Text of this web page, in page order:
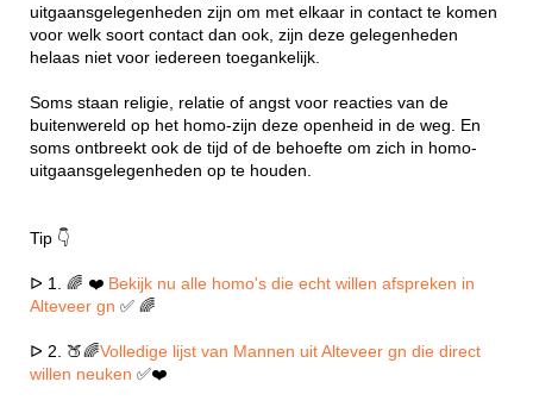
uitgaansgelegenheden zijn om met elkaar in contact te komen
voor welk soort contact dan ook, zijn deze gelegenheden
helaas niet voor iedereen toegankelijk.
Soms staan religie, relatie of angst voor reacties van de
buitenwereld op het homo-zijn deze openheid in de weg. En
soms ontbreekt ook de tijd of de behoefte om zich in homo-
uitgaansgelegenheden op te houden.
Tip 👇
ᐅ 1. 🌈 ❤️ Bekijk nu alle homo's die echt willen afspreken in
Alteveer gn ✅ 🌈
ᐅ 2. 🍑🌈Volledige lijst van Mannen uit Alteveer gn die direct
willen neuken ✅❤️